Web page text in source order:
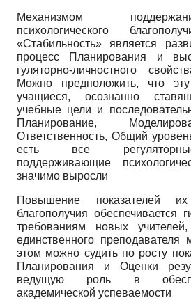
Механизмом
психологического
«Стабильность» является
процесс Планирования и
гуляторно-личностного
Можно предположить, что
учащиеся, осознанно
учебные цели и
Планирование,
Ответственность, Общий
есть все
поддерживающие
значимо выросли
Повышение показателей их
благополучия обеспечивается
требованиям новых
единственного
этом можно судить по росту
Планирования и Оценки
ведущую роль в
академической успеваемости